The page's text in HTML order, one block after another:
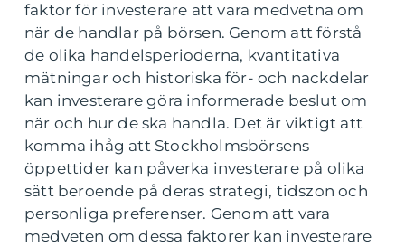
faktor för investerare att vara medvetna om
när de handlar på börsen. Genom att förstå
de olika handelsperioderna, kvantitativa
mätningar och historiska för- och nackdelar
kan investerare göra informerade beslut om
när och hur de ska handla. Det är viktigt att
komma ihåg att Stockholmsbörsens
öppettider kan påverka investerare på olika
sätt beroende på deras strategi, tidszon och
personliga preferenser. Genom att vara
medveten om dessa faktorer kan investerare